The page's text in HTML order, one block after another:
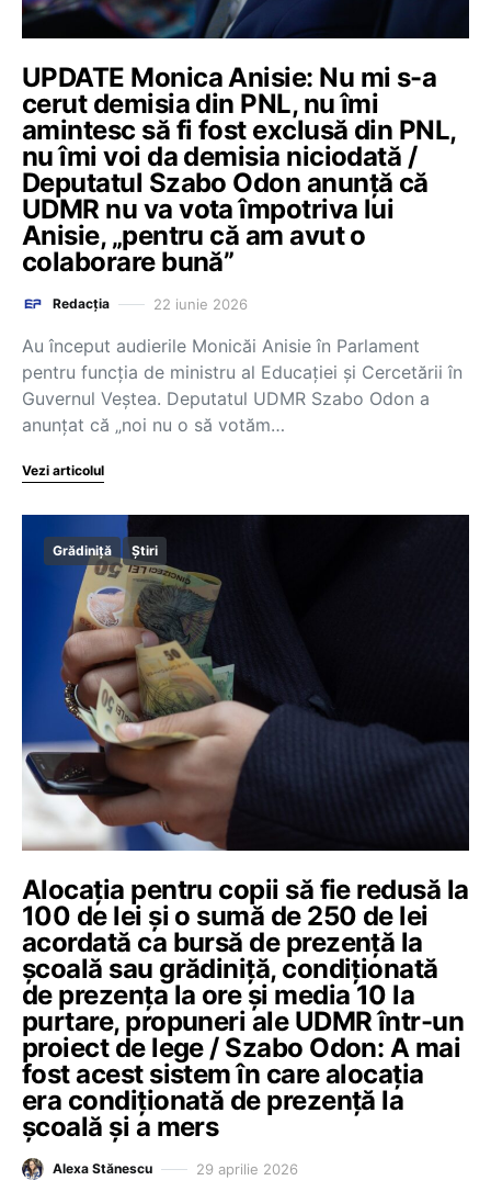
UPDATE Monica Anisie: Nu mi s-a
cerut demisia din PNL, nu îmi
amintesc să fi fost exclusă din PNL,
nu îmi voi da demisia niciodată /
Deputatul Szabo Odon anunță că
UDMR nu va vota împotriva lui
Anisie, „pentru că am avut o
colaborare bună”
Redacția 22 iunie 2026
Au început audierile Monicăi Anisie în Parlament
pentru funcția de ministru al Educației și Cercetării în
Guvernul Veștea. Deputatul UDMR Szabo Odon a
anunțat că „noi nu o să votăm…
Vezi articolul
Grădiniță Știri
Alocația pentru copii să fie redusă la
100 de lei și o sumă de 250 de lei
acordată ca bursă de prezență la
școală sau grădiniță, condiționată
de prezența la ore și media 10 la
purtare, propuneri ale UDMR într-un
proiect de lege / Szabo Odon: A mai
fost acest sistem în care alocația
era condiționată de prezență la
școală și a mers
Alexa Stănescu 29 aprilie 2026